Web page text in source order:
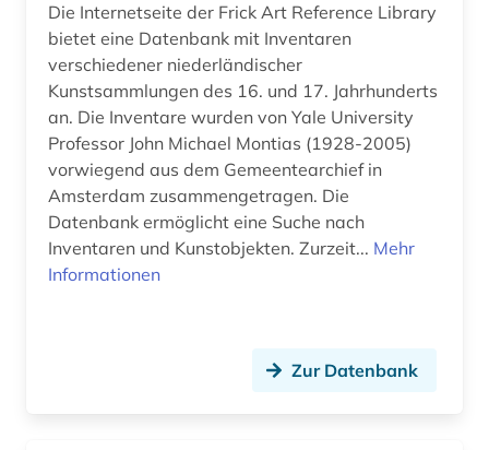
mittelalter (1)
molukker (1)
mundart (1)
nachrichtensendung (1)
nationalbibliografie (2)
nationalbibliothek (1)
Die Internetseite der Frick Art Reference Library
bietet eine Datenbank mit Inventaren
verschiedener niederländischer
Kunstsammlungen des 16. und 17. Jahrhunderts
an. Die Inventare wurden von Yale University
Professor John Michael Montias (1928-2005)
vorwiegend aus dem Gemeentearchief in
Amsterdam zusammengetragen. Die
Datenbank ermöglicht eine Suche nach
Inventaren und Kunstobjekten. Zurzeit... Mehr
Informationen
Zur Datenbank